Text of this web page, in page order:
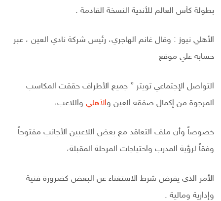
بطولة كأس العالم للأندية النسخة القادمة .
الأهلي نيوز : وقال غانم الهاجري، رئيس شركة نادي العين ، عبر
حسابه علي موقع
التواصل الإجتماعي تويتر ” جميع الأطراف حققت المكاسب
المرجوة من إكمال صفقة العين والأهلي واللاعب،
خصوصاً وأن ملف التعاقد مع بعض اللاعبين الأجانب مفتوحاً
وفقاً لرؤية المدرب واحتياجات المرحلة المقبلة،
الأمر الذي يفرض شرط الاستغناء عن البعض كضرورة فنية
وإدارية ومالية .